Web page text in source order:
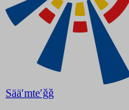
Sääʹmteʹǧǧ